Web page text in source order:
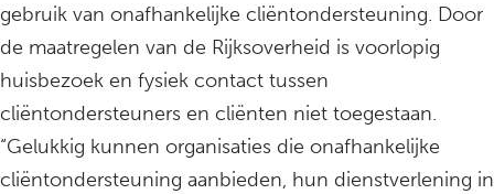
gebruik van onafhankelijke cliëntondersteuning. Door
de maatregelen van de Rijksoverheid is voorlopig
huisbezoek en fysiek contact tussen
cliëntondersteuners en cliënten niet toegestaan.
“Gelukkig kunnen organisaties die onafhankelijke
cliëntondersteuning aanbieden, hun dienstverlening in